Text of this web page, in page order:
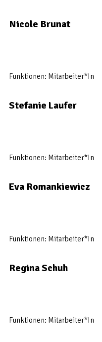
Nicole Brunat
Funktionen: Mitarbeiter*In
Stefanie Laufer
Funktionen: Mitarbeiter*In
Eva Romankiewicz
Funktionen: Mitarbeiter*In
Regina Schuh
Funktionen: Mitarbeiter*In